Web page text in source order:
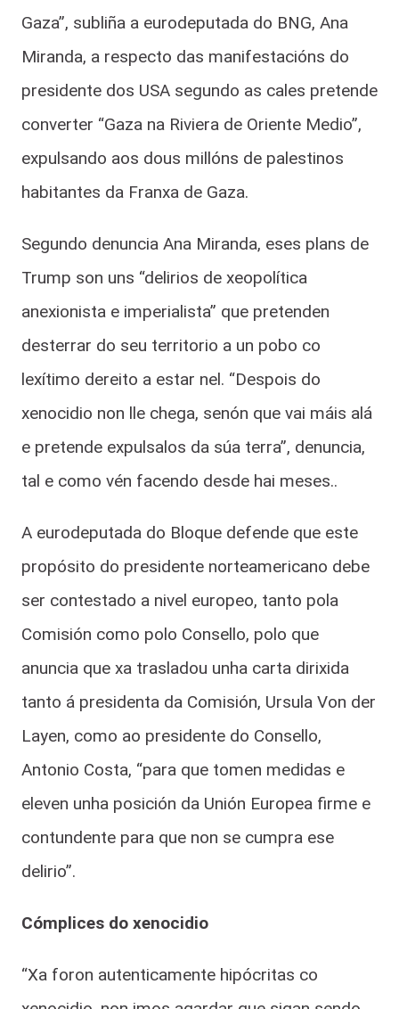
Gaza”, subliña a eurodeputada do BNG, Ana
Miranda, a respecto das manifestacións do
presidente dos USA segundo as cales pretende
converter “Gaza na Riviera de Oriente Medio”,
expulsando aos dous millóns de palestinos
habitantes da Franxa de Gaza.
Segundo denuncia Ana Miranda, eses plans de
Trump son uns “delirios de xeopolítica
anexionista e imperialista” que pretenden
desterrar do seu territorio a un pobo co
lexítimo dereito a estar nel. “Despois do
xenocidio non lle chega, senón que vai máis alá
e pretende expulsalos da súa terra”, denuncia,
tal e como vén facendo desde hai meses..
A eurodeputada do Bloque defende que este
propósito do presidente norteamericano debe
ser contestado a nivel europeo, tanto pola
Comisión como polo Consello, polo que
anuncia que xa trasladou unha carta dirixida
tanto á presidenta da Comisión, Ursula Von der
Layen, como ao presidente do Consello,
Antonio Costa, “para que tomen medidas e
eleven unha posición da Unión Europea firme e
contundente para que non se cumpra ese
delirio”.
Cómplices do xenocidio
“Xa foron autenticamente hipócritas co